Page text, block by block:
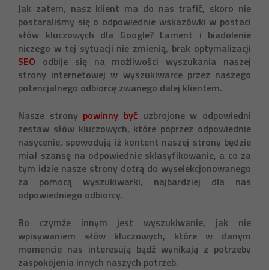
Jak zatem, nasz klient ma do nas trafić, skoro nie
postaraliśmy się o odpowiednie wskazówki w postaci
słów kluczowych dla Google? Lament i biadolenie
niczego w tej sytuacji nie zmienią, brak optymalizacji
SEO odbije się na możliwości wyszukania naszej
strony internetowej w wyszukiwarce przez naszego
potencjalnego odbiorcę zwanego dalej klientem.
Nasze strony powinny być uzbrojone w odpowiedni
zestaw słów kluczowych, które poprzez odpowiednie
nasycenie, spowodują iż kontent naszej strony będzie
miał szansę na odpowiednie sklasyfikowanie, a co za
tym idzie nasze strony dotrą do wyselekcjonowanego
za pomocą wyszukiwarki, najbardziej dla nas
odpowiedniego odbiorcy.
Bo czymże innym jest wyszukiwanie, jak nie
wpisywaniem słów kluczowych, które w danym
momencie nas interesują bądź wynikają z potrzeby
zaspokojenia innych naszych potrzeb.